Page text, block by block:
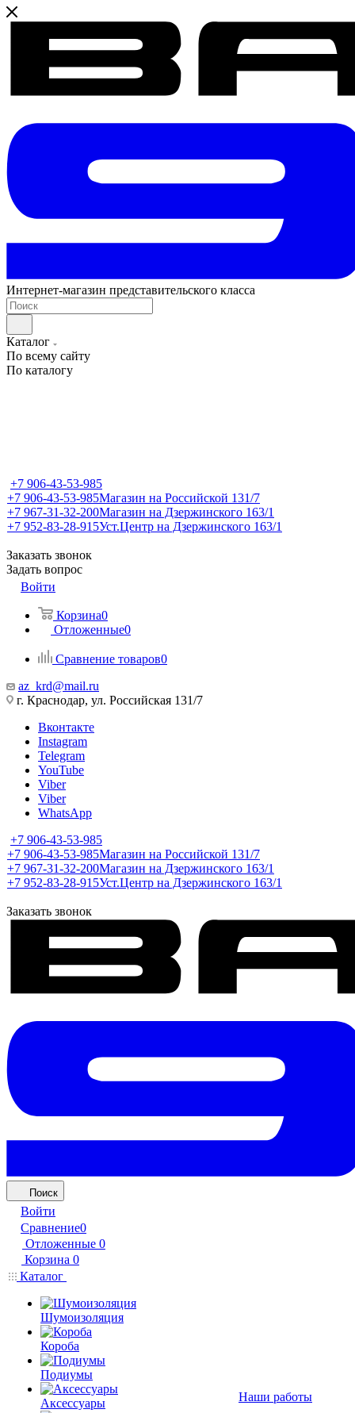
Интернет-магазин представительского класса
Каталог
По всему сайту
По каталогу
+7 906-43-53-985
+7 906-43-53-985Магазин на Российской 131/7
+7 967-31-32-200Магазин на Дзержинского 163/1
+7 952-83-28-915Уст.Центр на Дзержинского 163/1
Заказать звонок
Задать вопрос
Войти
Корзина0
Отложенные0
Сравнение товаров0
az_krd@mail.ru
г. Краснодар, ул. Российская 131/7
Вконтакте
Instagram
Telegram
YouTube
Viber
Viber
WhatsApp
+7 906-43-53-985
+7 906-43-53-985Магазин на Российской 131/7
+7 967-31-32-200Магазин на Дзержинского 163/1
+7 952-83-28-915Уст.Центр на Дзержинского 163/1
Заказать звонок
Поиск
Войти
Сравнение0
Отложенные 0
Корзина 0
Каталог
Шумоизоляция
Короба
Подиумы
Аксессуары
Наши работы